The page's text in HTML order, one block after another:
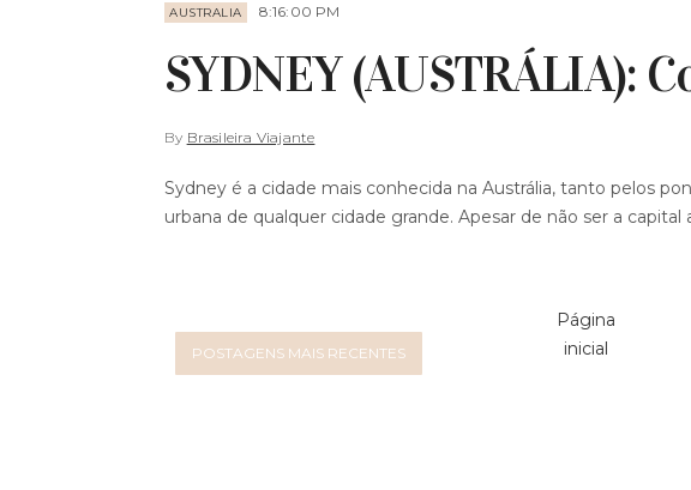
AUSTRALIA 8:16:00 PM
SYDNEY (AUSTRÁLIA):
By Brasileira Viajante
Sydney é a cidade mais conhecida na Austrália, tanto pelos
urbana de qualquer cidade grande. Apesar de não ser a capital
POSTAGENS MAIS RECENTES
Página
inicial